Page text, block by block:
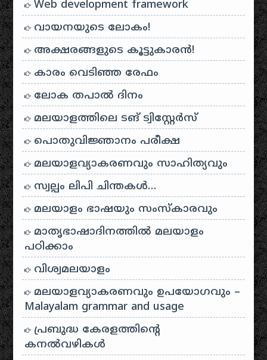
Web development framework
വായനയുടെ ലോകം!
അക്ഷരങ്ങളുടെ കൂട്ടുകാരൻ!
കാരം വെടിഞ്ഞ രേഫം
ലോക തപാൽ ദിനം
മലയാളത്തിലെ ടങ് ട്വിസ്റ്റേർസ്
പൊതുവിജ്ഞാനം പരീക്ഷ
മലയാളവ്യാകരണവും സാഹിത്യവും
സ്വല്പം ലിപി ചിന്തകൾ…
മലയാളം ഭാഷയും സംസ്കാരവും
മാതൃഭാഷാദിനത്തിൽ മലയാളം
പഠിക്കാം
വിശ്വമലയാളം
മലയാളവ്യാകരണവും ഉപയോഗവും –
Malayalam grammar and usage
പ്രബുദ്ധ കേരളത്തിന്റെ
കനൽവഴികൾ